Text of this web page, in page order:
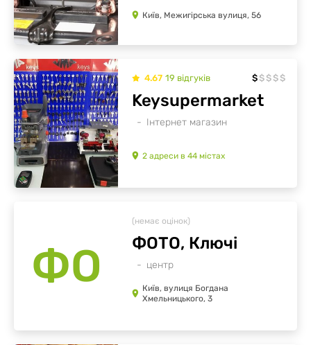
Київ, Межигірська вулиця, 56
4.67 19 відгуків $ $ $ $ $
Інтернет магазин
Keysupermarket
2 адреси в 44 містах
ФО
(немає оцінок)
центр
ФОТО, Ключі
Київ, вулиця Богдана
Хмельницького, 3